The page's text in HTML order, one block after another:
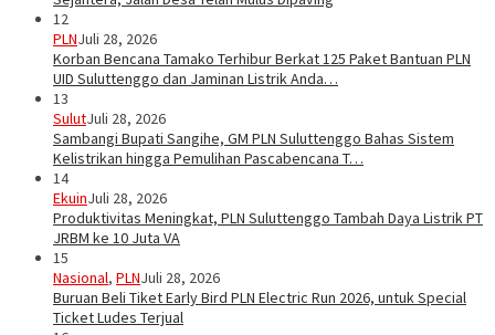
12
PLNJuli 28, 2026
Korban Bencana Tamako Terhibur Berkat 125 Paket Bantuan PLN
UID Suluttenggo dan Jaminan Listrik Anda…
13
SulutJuli 28, 2026
Sambangi Bupati Sangihe, GM PLN Suluttenggo Bahas Sistem
Kelistrikan hingga Pemulihan Pascabencana T…
14
EkuinJuli 28, 2026
Produktivitas Meningkat, PLN Suluttenggo Tambah Daya Listrik PT
JRBM ke 10 Juta VA
15
Nasional, PLNJuli 28, 2026
Buruan Beli Tiket Early Bird PLN Electric Run 2026, untuk Special
Ticket Ludes Terjual